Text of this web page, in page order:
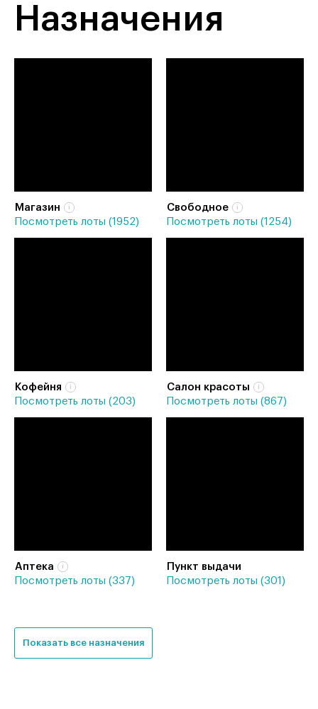
Назначения
Магазин
Посмотреть лоты (1952)
Свободное
Посмотреть лоты (1254)
Кофейня
Посмотреть лоты (203)
Салон красоты
Посмотреть лоты (867)
Аптека
Посмотреть лоты (337)
Пункт выдачи
Посмотреть лоты (301)
Показать все назначения